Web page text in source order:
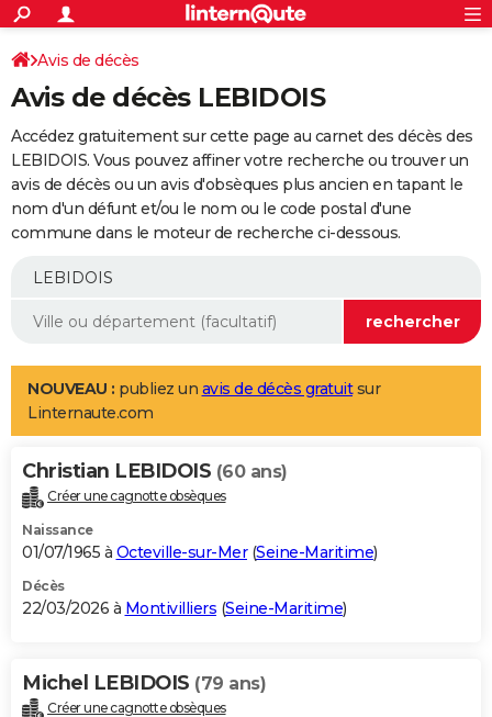
ACTUALITÉS
Politique
Société
Faits Divers
Education
Monde
Villes
+
SPORT
Coupe du monde 2026
Football
Tennis
Cyclisme
Rugby
Forum
Programme TV
TNTStreaming
Cinéma
Sorties cinéma
Musique
+FINANCE
Retraite
Epargne
Immobilier
Risques naturels par ville
Banque
Assurance
AUTO
Essais
Réserver un essai
Citadines
Berlines
SUV
Forum auto
+
Mobiles
Meilleur smartphone
Internet
Ordinateurs
Jeux vidéo
Guide high-tech
Aménagement intérieur
LIFESTYLE
Art de vivre
Bien-être
Loisirs
Mode
Modes de vie
Alimentation
Guide de la santé
Maladies
Médicaments
Sommeil
VOYAGE
Destinations
City break
Voyage nature
Voyage de noces
Forum
Climat
+PHOTO
GUIDES D'ACHAT
BONS PLANS
Carte de Noël
Carte Bonne année
Carte Saint-Valentin
Carte Pâques
Carte d'anniversaire
DICTIONNAIRE
Avis de décès
Avis de décès LEBIDOIS
Accédez gratuitement sur cette page au carnet des décès des
LEBIDOIS. Vous pouvez affiner votre recherche ou trouver un
avis de décès ou un avis d'obsèques plus ancien en tapant le
nom d'un défunt et/ou le nom ou le code postal d'une
commune dans le moteur de recherche ci-dessous.
NOUVEAU : publiez un avis de décès gratuitsur
Linternaute.com
Christian LEBIDOIS (60 ans)
Créer une cagnotte obsèques
Naissance
01/07/1965 à Octeville-sur-Mer(Seine-Maritime)
Décès
22/03/2026 à Montivilliers (Seine-Maritime)
Michel LEBIDOIS (79 ans)
Créer une cagnotte obsèques